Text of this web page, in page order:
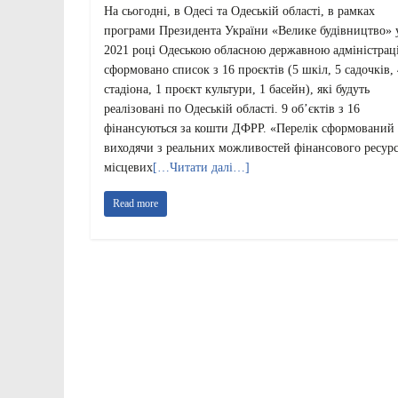
На сьогодні, в Одесі та Одеській області, в рамках
програми Президента України «Велике будівництво»
2021 році Одеською обласною державною
сформовано список з 16 проєктів (5 шкіл, 5 садочків,
стадіона, 1 проєкт культури, 1 басейн), які будуть
реалізовані по Одеській області. 9 об’єктів з 16
фінансуються за кошти ДФРР. «Перелік сформований
виходячи з реальних можливостей фінансового
місцевих[…Читати далі…]
Read more